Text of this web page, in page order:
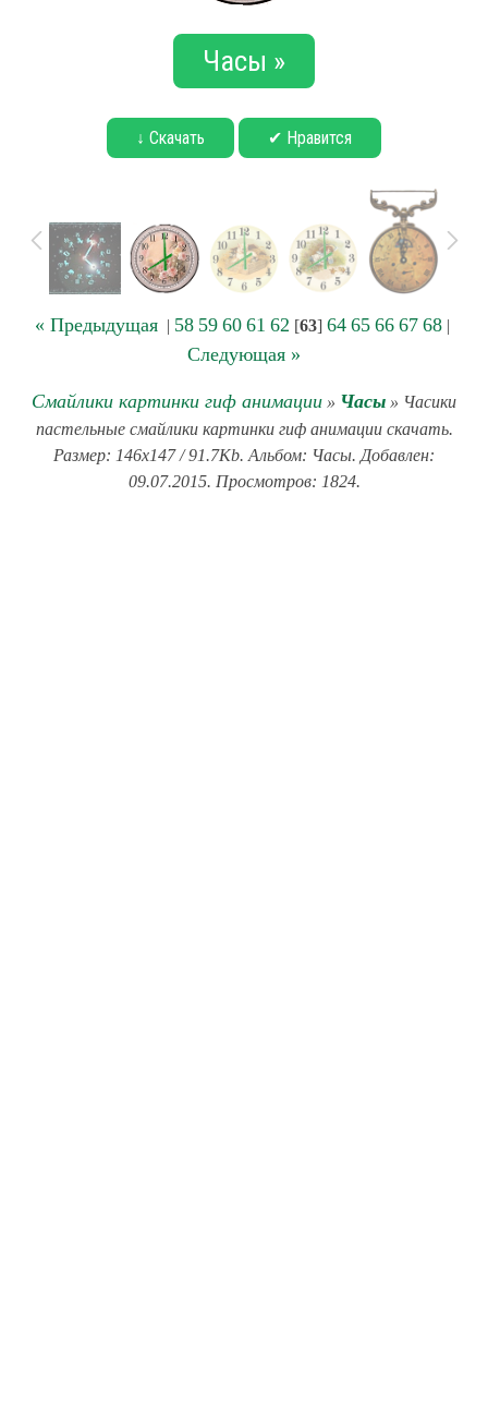
Часы »
↓ Скачать ✔ Нравится
« Предыдущая| 58 59 60 61 62 [63] 64 65 66 67 68|
Следующая »
Смайлики картинки гиф анимации » Часы » Часики
пастельные смайлики картинки гиф анимации скачать.
Размер: 146x147 / 91.7Kb. Альбом: Часы. Добавлен:
09.07.2015. Просмотров: 1824.